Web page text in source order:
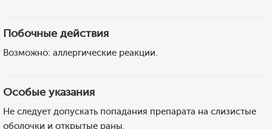
Побочные действия
Возможно: аллергические реакции.
Особые указания
Не следует допускать попадания препарата на слизистые
оболочки и открытые раны.